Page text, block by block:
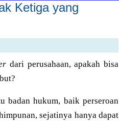
Ketiga yang
dari perusahaan, apakah bisa
badan hukum, baik perseroan
sejatinya hanya dapat